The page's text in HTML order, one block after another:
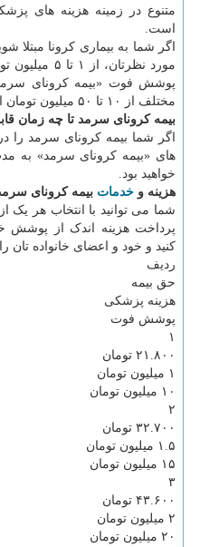
متنوع در زمینه هزینه های
است.
اگر شما به بیماری کرونا مبتلا
مورد
پوشش فوت «بیمه کرونای
مختلف از ۱۰ تا ۵۰ میلیون تومان است.
بیمه کرونای سرمد تا چه زمان
اگر شما بیمه کرونای سرمد را
های «بیمه کرونای سرمد» به
خواهید بود.
هزینه و خدمات بیمه کرونای
شما می توانید با انتخاب هر
پرداخت هزینه اندک از پوشش
کنید و خود و اعضای خانواده تان
ردیف
حق بیمه
هزینه پزشکی
پوشش فوت
۱
۲۱.۸۰۰ تومان
۱ میلیون تومان
۱۰ میلیون تومان
۲
۳۲.۷۰۰ تومان
۱.۵ میلیون تومان
۱۵ میلیون تومان
۳
۴۳.۶۰۰ تومان
۲ میلیون تومان
۲۰ میلیون تومان